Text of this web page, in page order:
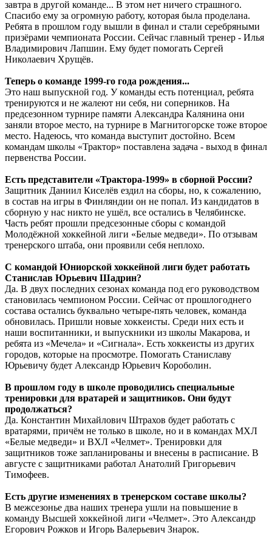
завтра в другой команде... В этом нет ничего страшного.
Спасибо ему за огромную работу, которая была проделана.
Ребята в прошлом году вышли в финал и стали серебряными
призёрами чемпионата России. Сейчас главный тренер - Илья
Владимирович Лапшин. Ему будет помогать Сергей
Николаевич Хрущёв.
Теперь о команде 1999-го года рождения...
Это наш выпускной год. У команды есть потенциал, ребята
тренируются и не жалеют ни себя, ни соперников. На
предсезонном турнире памяти Александра Калянина они
заняли второе место, на турнире в Магнитогорске тоже второе
место. Надеюсь, что команда выступит достойно. Всем
командам школы «Трактор» поставлена задача - выход в финал
первенства России.
Есть представители «Трактора-1999» в сборной России?
Защитник Даниил Киселёв ездил на сборы, но, к сожалению,
в состав на игры в Финляндии он не попал. Из кандидатов в
сборную у нас никто не ушёл, все остались в Челябинске.
Часть ребят прошли предсезонные сборы с командой
Молодёжной хоккейной лиги «Белые медведи». По отзывам
тренерского штаба, они проявили себя неплохо.
С командой Юниорской хоккейной лиги будет работать
Станислав Юрьевич Шадрин?
Да. В двух последних сезонах команда под его руководством
становилась чемпионом России. Сейчас от прошлогоднего
состава остались буквально четыре-пять человек, команда
обновилась. Пришли новые хоккеисты. Среди них есть и
наши воспитанники, и выпускники из школы Макарова, и
ребята из «Мечела» и «Сигнала». Есть хоккеисты из других
городов, которые на просмотре. Помогать Станиславу
Юрьевичу будет Александр Юрьевич Короболин.
В прошлом году в школе проводились специальные
тренировки для вратарей и защитников. Они будут
продолжаться?
Да. Константин Михайлович Штрахов будет работать с
вратарями, причём не только в школе, но и в командах МХЛ
«Белые медведи» и ВХЛ «Челмет». Тренировки для
защитников тоже запланированы и внесены в расписание. В
августе с защитниками работал Анатолий Григорьевич
Тимофеев.
Есть другие изменениях в тренерском составе школы?
В межсезонье два наших тренера ушли на повышение в
команду Высшей хоккейной лиги «Челмет». Это Александр
Егорович Рожков и Игорь Валерьевич Знарок.